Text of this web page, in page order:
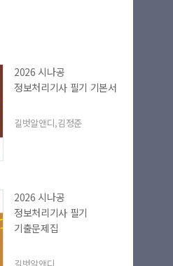
2026 시나공
정보처리기사 필기 기본서
길벗알앤디,김정준
2026 시나공
정보처리기사 필기
기출문제집